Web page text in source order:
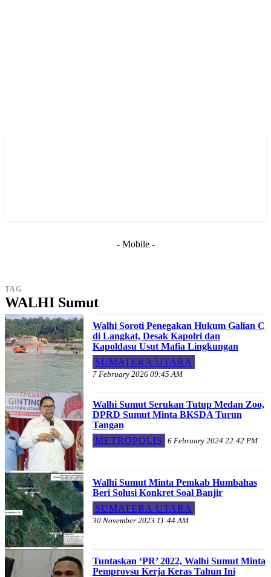
- Mobile -
TAG
WALHI Sumut
Walhi Soroti Penegakan Hukum Galian C
di Langkat, Desak Kapolri dan
Kapoldasu Usut Mafia Lingkungan
SUMATERA UTARA
7 February 2026 09:45 AM
Walhi Sumut Serukan Tutup Medan Zoo,
DPRD Sumut Minta BKSDA Turun
Tangan
METROPOLIS
6 February 2024 22:42 PM
Walhi Sumut Minta Pemkab Humbahas
Beri Solusi Konkret Soal Banjir
SUMATERA UTARA
30 November 2023 11:44 AM
Tuntaskan ‘PR’ 2022, Walhi Sumut Minta
Pemprovsu Kerja Keras Tahun Ini